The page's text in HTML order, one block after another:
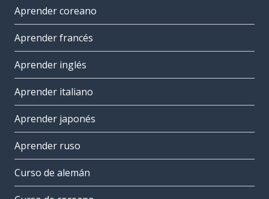
Aprender coreano
Aprender francés
Aprender inglés
Aprender italiano
Aprender japonés
Aprender ruso
Curso de alemán